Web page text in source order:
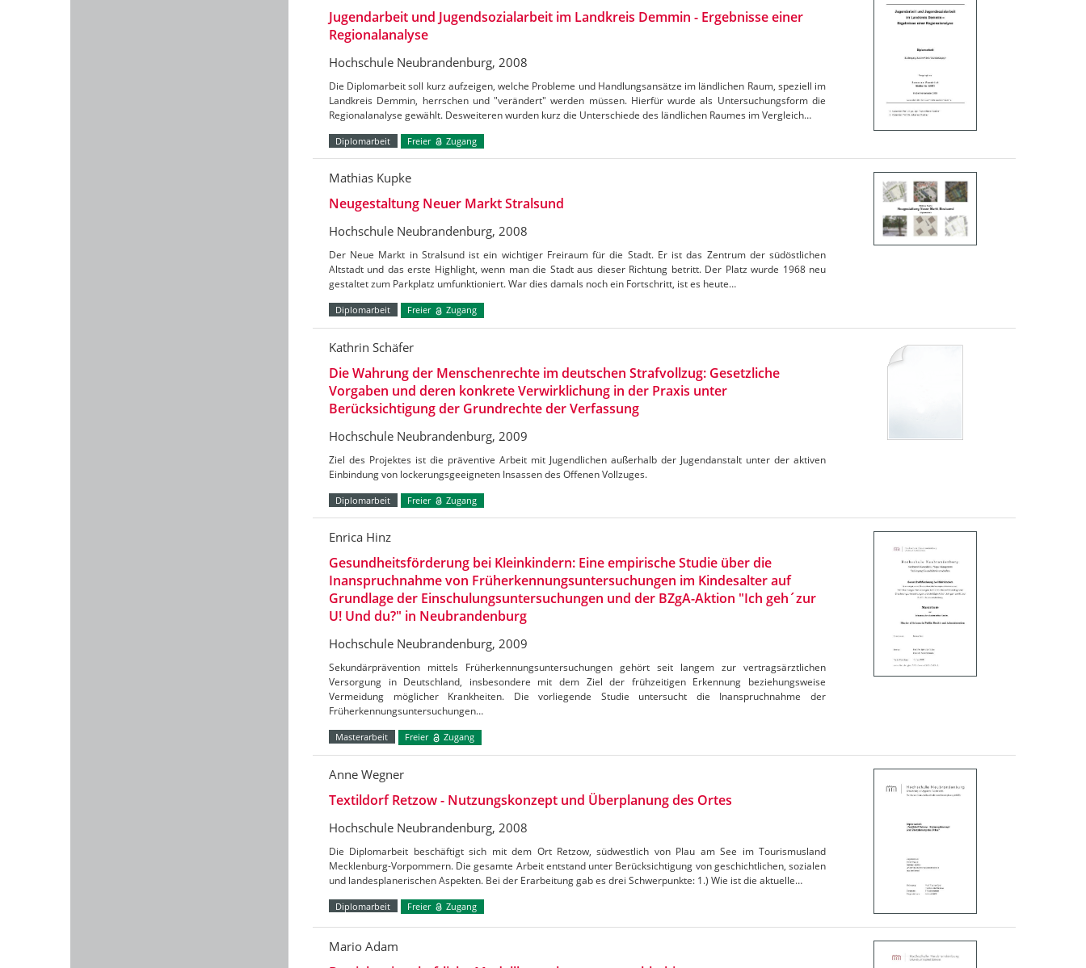
Jugendarbeit und Jugendsozialarbeit im Landkreis Demmin - Ergebnisse einer
Regionalanalyse
Hochschule Neubrandenburg, 2008
Die Diplomarbeit soll kurz aufzeigen, welche Probleme und Handlungsansätze im ländlichen Raum, speziell im
Landkreis Demmin, herrschen und "verändert" werden müssen. Hierfür wurde als Untersuchungsform die
Regionalanalyse gewählt. Desweiteren wurden kurz die Unterschiede des ländlichen Raumes im Vergleich…
Diplomarbeit Freier Zugang
Mathias Kupke
Neugestaltung Neuer Markt Stralsund
Hochschule Neubrandenburg, 2008
Der Neue Markt in Stralsund ist ein wichtiger Freiraum für die Stadt. Er ist das Zentrum der südöstlichen
Altstadt und das erste Highlight, wenn man die Stadt aus dieser Richtung betritt. Der Platz wurde 1968 neu
gestaltet zum Parkplatz umfunktioniert. War dies damals noch ein Fortschritt, ist es heute…
Diplomarbeit Freier Zugang
Kathrin Schäfer
Die Wahrung der Menschenrechte im deutschen Strafvollzug: Gesetzliche
Vorgaben und deren konkrete Verwirklichung in der Praxis unter
Berücksichtigung der Grundrechte der Verfassung
Hochschule Neubrandenburg, 2009
Ziel des Projektes ist die präventive Arbeit mit Jugendlichen außerhalb der Jugendanstalt unter der aktiven
Einbindung von lockerungsgeeigneten Insassen des Offenen Vollzuges.
Diplomarbeit Freier Zugang
Enrica Hinz
Gesundheitsförderung bei Kleinkindern: Eine empirische Studie über die
Inanspruchnahme von Früherkennungsuntersuchungen im Kindesalter auf
Grundlage der Einschulungsuntersuchungen und der BZgA-Aktion "Ich geh´zur
U! Und du?" in Neubrandenburg
Hochschule Neubrandenburg, 2009
Sekundärprävention mittels Früherkennungsuntersuchungen gehört seit langem zur vertragsärztlichen
Versorgung in Deutschland, insbesondere mit dem Ziel der frühzeitigen Erkennung beziehungsweise
Vermeidung möglicher Krankheiten. Die vorliegende Studie untersucht die Inanspruchnahme der
Früherkennungsuntersuchungen…
Masterarbeit Freier Zugang
Anne Wegner
Textildorf Retzow - Nutzungskonzept und Überplanung des Ortes
Hochschule Neubrandenburg, 2008
Die Diplomarbeit beschäftigt sich mit dem Ort Retzow, südwestlich von Plau am See im Tourismusland
Mecklenburg-Vorpommern. Die gesamte Arbeit entstand unter Berücksichtigung von geschichtlichen, sozialen
und landesplanerischen Aspekten. Bei der Erarbeitung gab es drei Schwerpunkte: 1.) Wie ist die aktuelle…
Diplomarbeit Freier Zugang
Mario Adam